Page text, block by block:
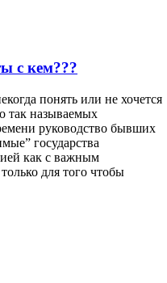
с кем???
понять или не хочется
так называемых
руководство бывших
государства
как с важным
для того чтобы